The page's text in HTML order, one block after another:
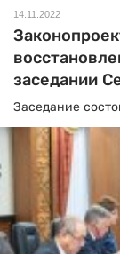
14.11.2022
заседании
Заседание